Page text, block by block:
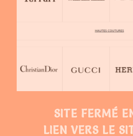
SITE FERMÉ
LIEN VERS LE